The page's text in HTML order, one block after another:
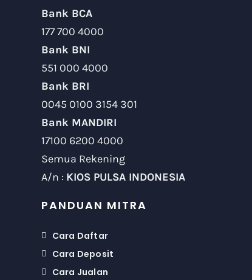
Bank BCA
177 700 4000
Bank BNI
551 000 4000
Bank BRI
0045 0100 3154 301
Bank MANDIRI
17100 6200 4000
Semua Rekening
A/n : KIOS PULSA INDONESIA
PANDUAN MITRA
Cara Daftar
Cara Deposit
Cara Jualan